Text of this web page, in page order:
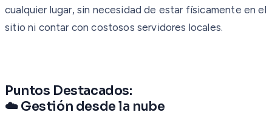
cualquier lugar, sin necesidad de estar físicamente en el
sitio ni contar con costosos servidores locales.
Puntos Destacados:
☁️ Gestión desde la nube